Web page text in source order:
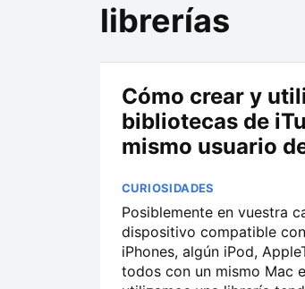
librerías
Cómo crear y
bibliotecas de
mismo usuario
CURIOSIDADES
Posiblemente en vuestra
dispositivo compatible
iPhones, algún iPod,
todos con un mismo Mac